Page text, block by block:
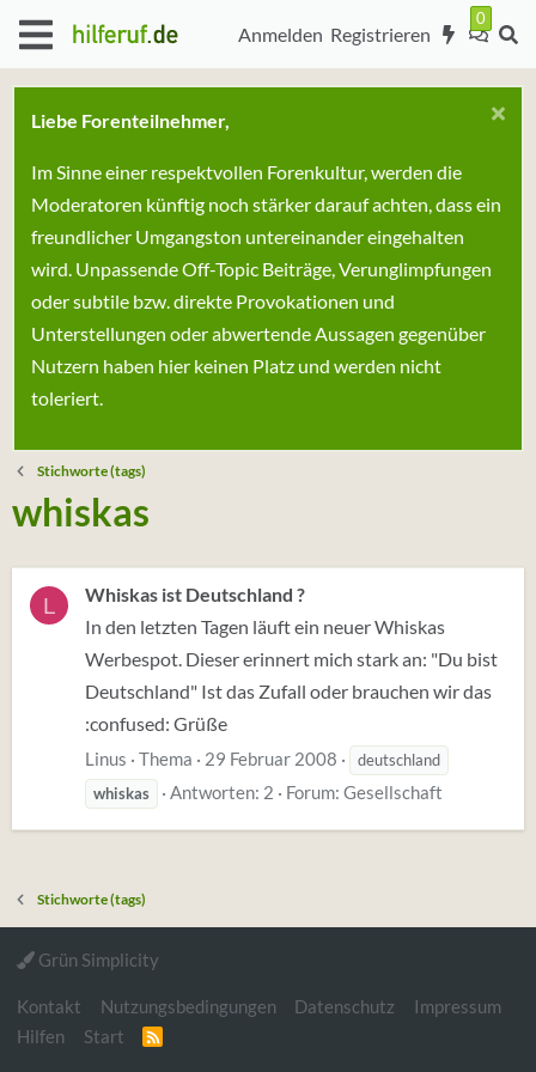
Anmelden Registrieren
Liebe Forenteilnehmer,
Im Sinne einer respektvollen Forenkultur, werden die
Moderatoren künftig noch stärker darauf achten, dass ein
freundlicher Umgangston untereinander eingehalten
wird. Unpassende Off-Topic Beiträge, Verunglimpfungen
oder subtile bzw. direkte Provokationen und
Unterstellungen oder abwertende Aussagen gegenüber
Nutzern haben hier keinen Platz und werden nicht
toleriert.
Stichworte (tags)
whiskas
L
Whiskas ist Deutschland ?
In den letzten Tagen läuft ein neuer Whiskas
Werbespot. Dieser erinnert mich stark an: "Du bist
Deutschland" Ist das Zufall oder brauchen wir das
:confused: Grüße
Linus Thema 29 Februar 2008
deutschland
whiskas
Antworten: 2 Forum: Gesellschaft
Stichworte (tags)
Grün Simplicity
Kontakt Nutzungsbedingungen Datenschutz
Impressum
Hilfen
Start
R